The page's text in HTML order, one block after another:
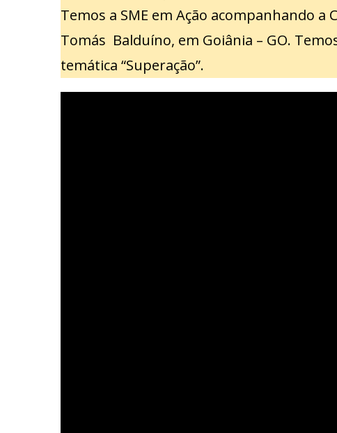
Temos a SME em Ação acompanhando
Tomás Balduíno, em Goiânia – GO.
temática “Superação”.